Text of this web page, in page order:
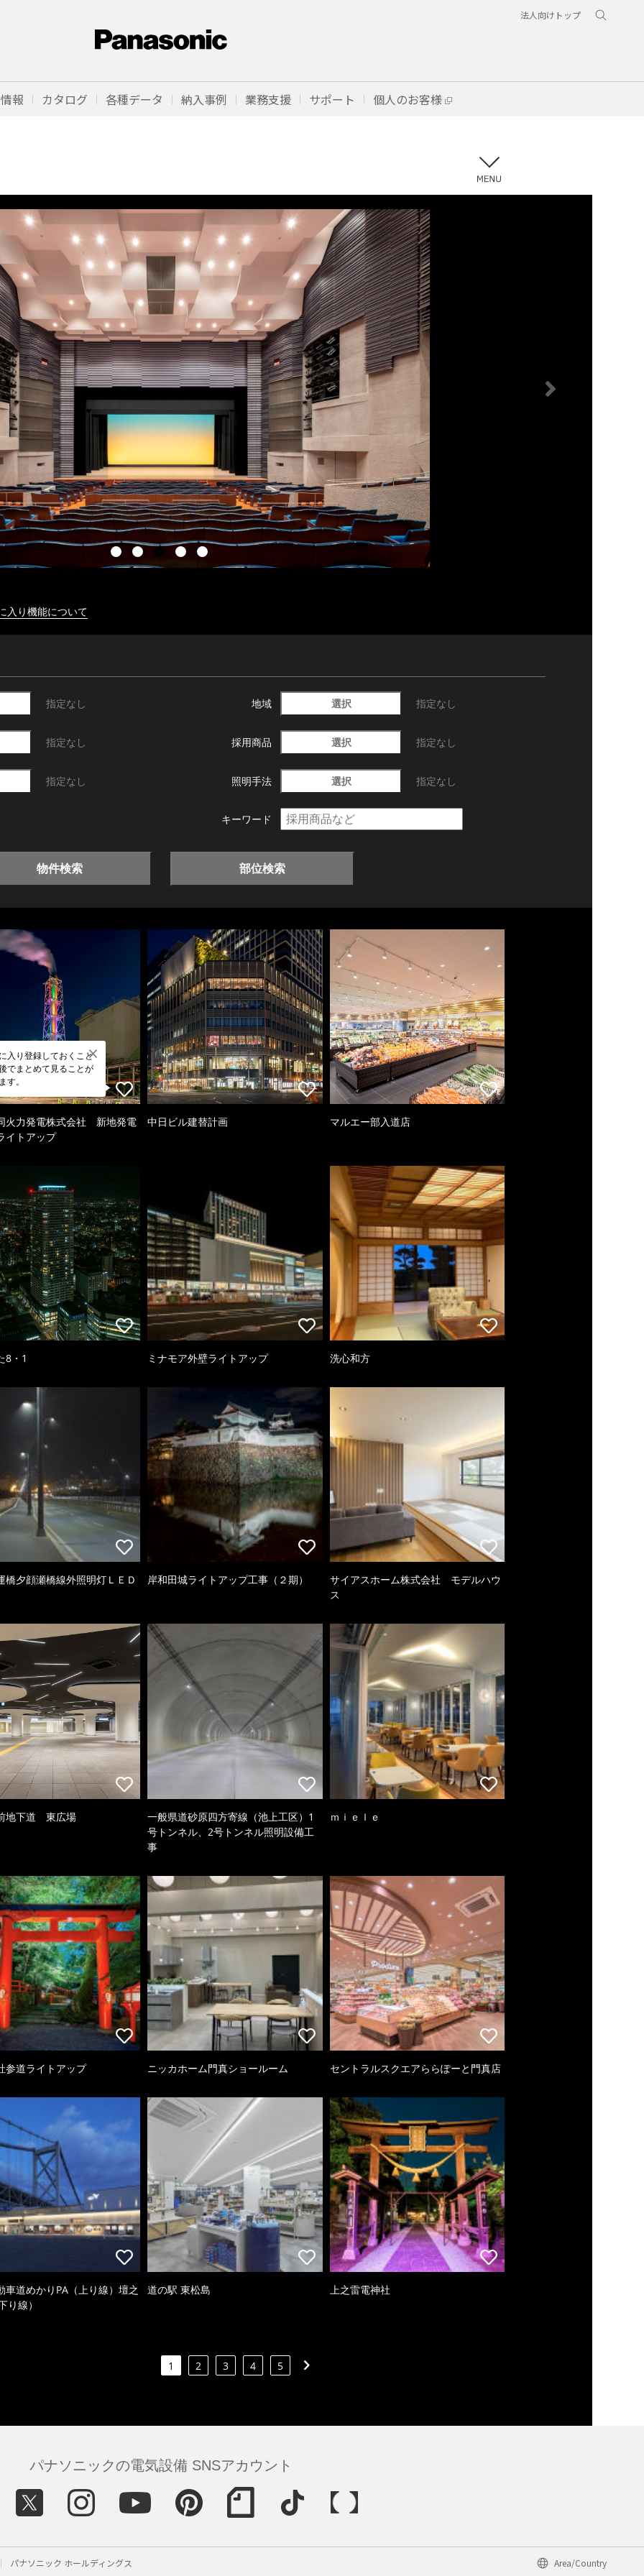
法人向けトップ
報 カタログ 各種データ 納入事例 業務支援 サポート 個人のお客様
入り機能について
指定なし 地域 選択 指定なし
指定なし 採用商品 選択 指定なし
指定なし 照明手法 選択 指定なし
キーワード
物件検索 部位検索
入り登録しておくこと
でまとめて見ることが
す。
火力発電株式会社 新地発電
イトアップ
中日ビル建替計画 マルエー部入道店
8・1 ミナモア外壁ライトアップ 洗心和方
橋夕顔瀬橋線外照明灯ＬＥＤ 岸和田城ライトアップ工事（２期）
サイアスホーム株式会社 モデルハウ
ス
地下道 東広場
一般県道砂原四方寄線（池上工区）1
号トンネル、2号トンネル照明設備工
事
ｍｉｅｌｅ
参道ライトアップ ニッカホーム門真ショールーム セントラルスクエアららぽーと門真店
車道めかりPA（上り線）壇之
り線）
道の駅 東松島 上之雷電神社
1 2 3 4 5
パナソニックの電気設備 SNSアカウント
パナソニック ホールディングス Area/Country